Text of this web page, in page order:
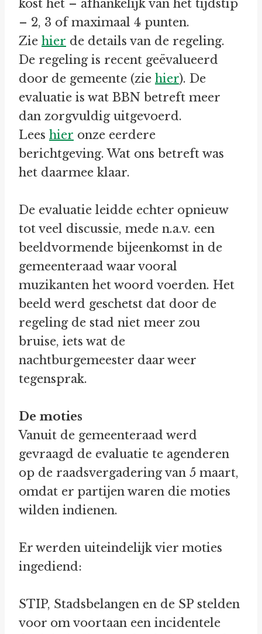
kost het – afhankelijk van het tijdstip
– 2, 3 of maximaal 4 punten.
Zie hier de details van de regeling.
De regeling is recent geëvalueerd
door de gemeente (zie hier). De
evaluatie is wat BBN betreft meer
dan zorgvuldig uitgevoerd.
Lees hier onze eerdere
berichtgeving. Wat ons betreft was
het daarmee klaar.
De evaluatie leidde echter opnieuw
tot veel discussie, mede n.a.v. een
beeldvormende bijeenkomst in de
gemeenteraad waar vooral
muzikanten het woord voerden. Het
beeld werd geschetst dat door de
regeling de stad niet meer zou
bruise, iets wat de
nachtburgemeester daar weer
tegensprak.
De moties
Vanuit de gemeenteraad werd
gevraagd de evaluatie te agenderen
op de raadsvergadering van 5 maart,
omdat er partijen waren die moties
wilden indienen.
Er werden uiteindelijk vier moties
ingediend:
STIP, Stadsbelangen en de SP stelden
voor om voortaan een incidentele